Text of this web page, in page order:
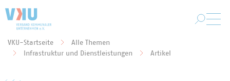
Sie befinden sich hier:
VKU-Startseite
Alle Themen
Infrastruktur und Dienstleistungen
Artikel